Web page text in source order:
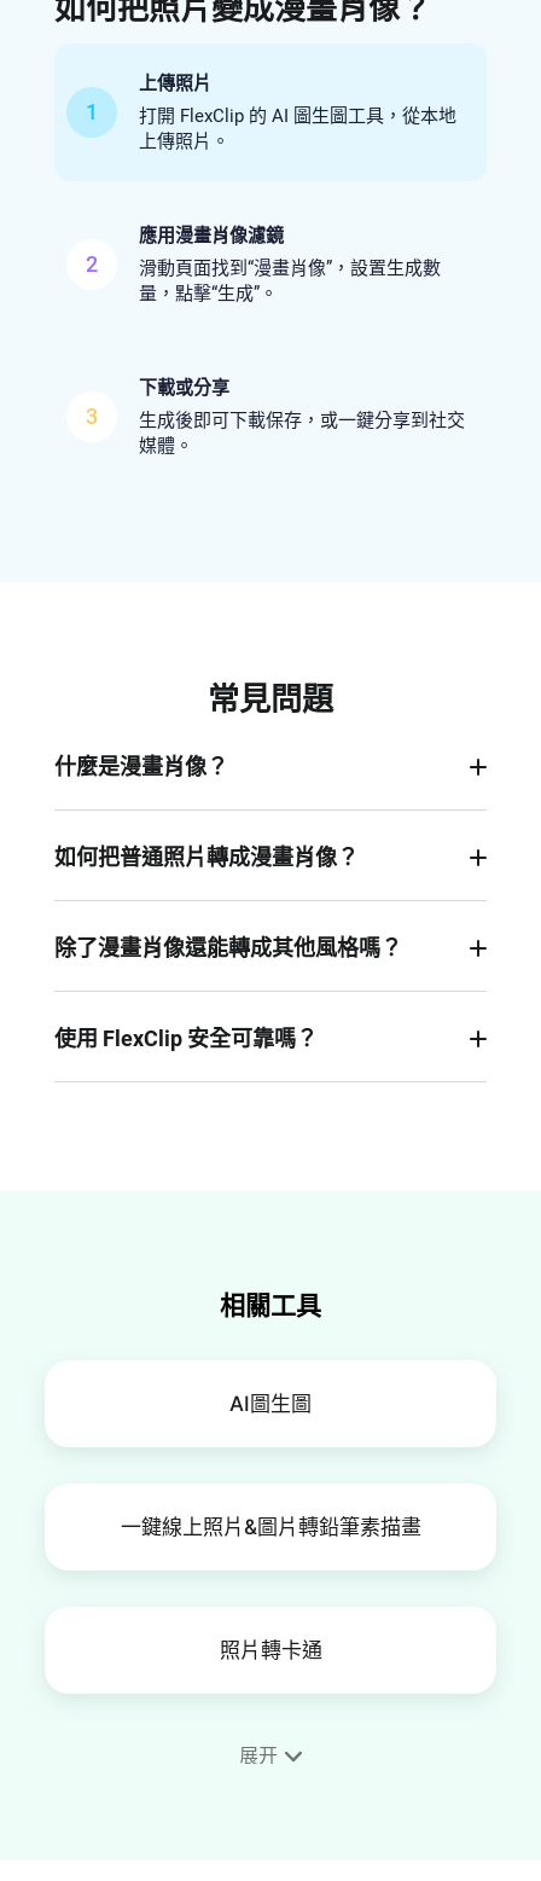
如何把照片變成漫畫肖像？
1
上傳照片
打開 FlexClip 的 AI 圖生圖工具，從本地
上傳照片。
2
應用漫畫肖像濾鏡
滑動頁面找到“漫畫肖像”，設置生成數
量，點擊“生成”。
3
下載或分享
生成後即可下載保存，或一鍵分享到社交
媒體。
常見問題
什麼是漫畫肖像？
物特點，讓人看起來更加有趣或可愛，同時又不失
如何把普通照片轉成漫畫肖像？
擊“生成”，幾秒鐘搞定專屬於你的漫畫肖像。
除了漫畫肖像還能轉成其他風格嗎？
動漫、油畫、水彩畫、素描等風格。快去試試吧！
使用 FlexClip 安全可靠嗎？
相關工具
AI圖生圖
一鍵線上照片&圖片轉鉛筆素描畫
照片轉卡通
展开